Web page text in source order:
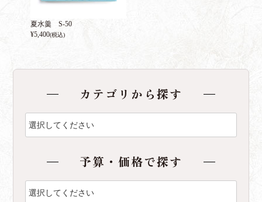
夏水羹 S-50
¥5,400(税込)
カテゴリから探す
予算・価格で探す